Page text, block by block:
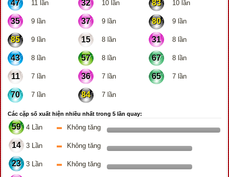
47 11 lần 32 10 lần 83 10 lần
35 9 lần 37 9 lần 80 9 lần
85 9 lần 15 8 lần 31 8 lần
43 8 lần 57 8 lần 67 8 lần
11 7 lần 36 7 lần 65 7 lần
70 7 lần 84 7 lần
Các cặp số xuất hiện nhiều nhất trong 5 lần quay:
59 4 Lần Không tăng
14 3 Lần Không tăng
23 3 Lần Không tăng